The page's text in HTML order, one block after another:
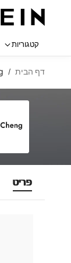
קטגוריות
דף הבית /
פריט